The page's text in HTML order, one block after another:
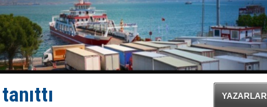
D-Marin, Avrupa'nın tekne fuarlarına çıkarma yapacak
Van’da inşa edilen teknelere yoğun talep var
ASEAN ilk P&I Sigorta Kulübünü kurmaya hazırlanıyor
TAYK - Eker Olympos Regatta'da ilk start!
İstanbul ve Çanakkale: 6 ayda 40.000 gemi
TEKNOFEST ‘Mavi Vatan’ ziyaretçi kayıtları başladı!
Tersane işçilerinin direnişi, kazanımla sonuçlandı
İngiliz aktivistler, gemide mahsur kaldı!
YAZARLAR